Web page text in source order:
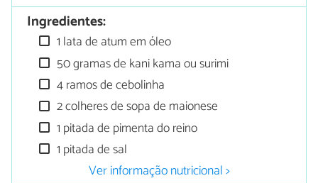
Ingredientes:
1 lata de atum em óleo
50 gramas de kani kama ou surimi
4 ramos de cebolinha
2 colheres de sopa de maionese
1 pitada de pimenta do reino
1 pitada de sal
Ver informação nutricional >